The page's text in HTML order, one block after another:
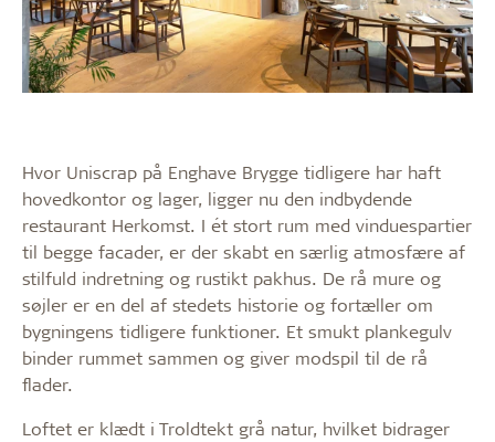
Hvor Uniscrap på Enghave Brygge tidligere har haft
hovedkontor og lager, ligger nu den indbydende
restaurant Herkomst. I ét stort rum med vinduespartier
til begge facader, er der skabt en særlig atmosfære af
stilfuld indretning og rustikt pakhus. De rå mure og
søjler er en del af stedets historie og fortæller om
bygningens tidligere funktioner. Et smukt plankegulv
binder rummet sammen og giver modspil til de rå
flader.
Loftet er klædt i Troldtekt grå natur, hvilket bidrager